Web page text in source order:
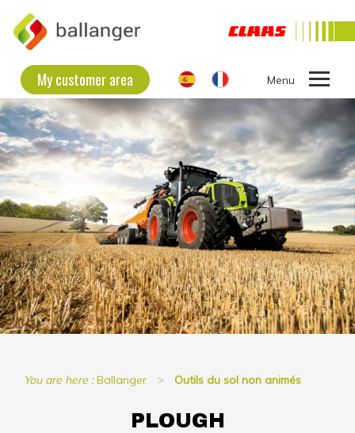
My customer area
Ouvrir
le
THE COMPANY
SECOND HAND EQUIPMENT
NEW EQUIPMENT
CONTACT
You are here :Ballanger Outils du sol non animés
PLOUGH